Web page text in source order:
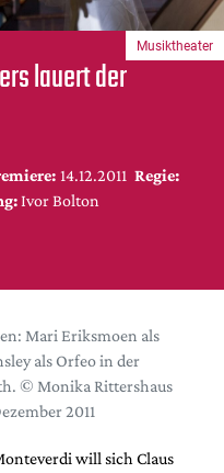
lauert der
14.12.2011 Regie:
Ivor Bolton
Musiktheater
Mari Eriksmoen als
als Orfeo in der
© Monika Rittershaus
2011
will sich Claus